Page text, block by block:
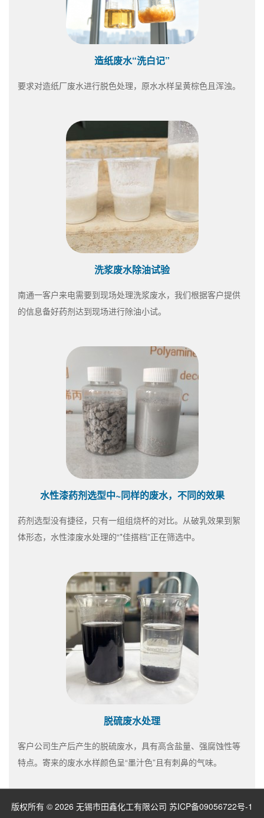
造纸废水“洗白记”
要求对造纸厂废水进行脱色处理，原水水样呈黄棕色且浑浊。
洗浆废水除油试验
南通一客户来电需要到现场处理洗浆废水，我们根据客户提供
的信息备好药剂达到现场进行除油小试。
水性漆药剂选型中~同样的废水，不同的效果
药剂选型没有捷径，只有一组组烧杯的对比。从破乳效果到絮
体形态，水性漆废水处理的“*佳搭档”正在筛选中。
脱硫废水处理
客户公司生产后产生的脱硫废水，具有高含盐量、强腐蚀性等
特点。寄来的废水水样颜色呈“墨汁色”且有刺鼻的气味。
版权所有 © 2026 无锡市田鑫化工有限公司 苏ICP备09056722号-1